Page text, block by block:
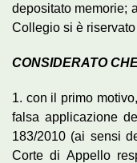
depositato memorie;
Collegio si è
CONSIDERATO
1. con il primo
falsa applicazione
183/2010 (ai sensi
Corte di Appello